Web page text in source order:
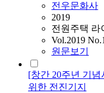
전우문화사
2019
전원주택 라
Vol.2019
원문보기
[창간 20주년 기
위한 전진기지